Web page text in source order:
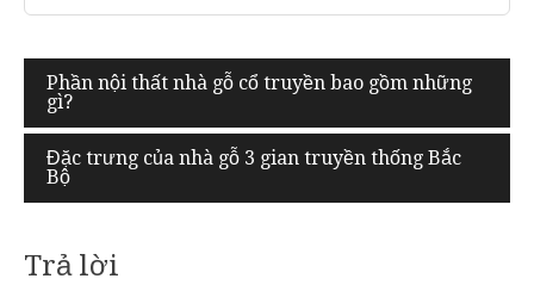
Điều
hướng
bài
viết
Phần nội thất nhà gỗ cổ truyền bao gồm những
gì?
Đặc trưng của nhà gỗ 3 gian truyền thống Bắc
Bộ
Trả lời